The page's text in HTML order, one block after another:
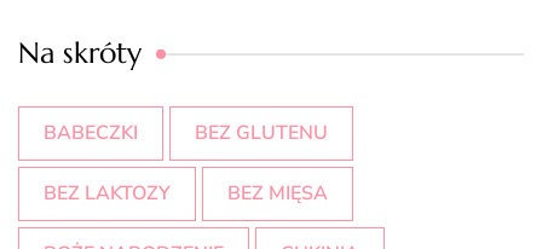
Na skróty
BABECZKI BEZ GLUTENU
BEZ LAKTOZY BEZ MIĘSA